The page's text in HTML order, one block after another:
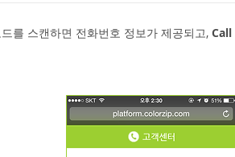
를 스캔하면 전화번호 정보가 제공되고, Call